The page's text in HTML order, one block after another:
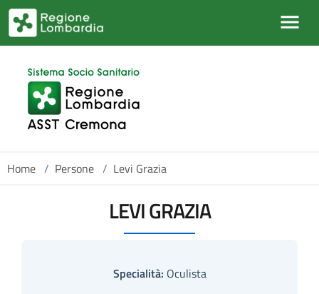
Salta al contenuto principale
Home / Persone / Levi Grazia
LEVI GRAZIA
Specialità: Oculista